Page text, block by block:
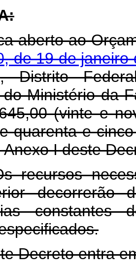
aberto ao
de 19 de janeiro
Distrito
Ministério da
(vinte e
quarenta e
I deste
recursos
decorrerão
Decreto entra